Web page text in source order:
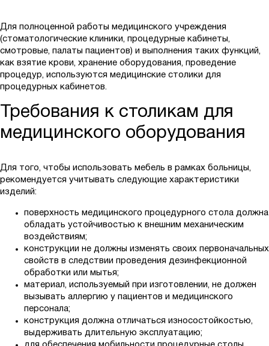
Для полноценной работы медицинского учреждения
(стоматологические клиники, процедурные кабинеты,
смотровые, палаты пациентов) и выполнения таких функций,
как взятие крови, хранение оборудования, проведение
процедур, используются медицинские столики для
процедурных кабинетов.
Требования к столикам для
медицинского оборудования
Для того, чтобы использовать мебель в рамках больницы,
рекомендуется учитывать следующие характеристики
изделий:
поверхность медицинского процедурного стола должна
обладать устойчивостью к внешним механическим
воздействиям;
конструкции не должны изменять своих первоначальных
свойств в следствии проведения дезинфекционной
обработки или мытья;
материал, используемый при изготовлении, не должен
вызывать аллергию у пациентов и медицинского
персонала;
конструкция должна отличаться износостойкостью,
выдерживать длительную эксплуатацию;